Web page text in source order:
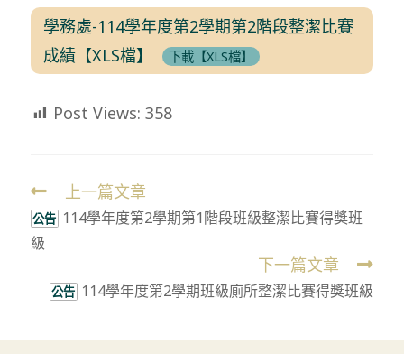
學務處-114學年度第2學期第2階段整潔比賽
成績【XLS檔】
下載【XLS檔】
Post Views: 358
Read
more
articles
上一篇文章
公告 114學年度第2學期第1階段班級整潔比賽得獎班
級
下一篇文章
公告 114學年度第2學期班級廁所整潔比賽得獎班級